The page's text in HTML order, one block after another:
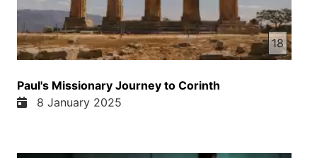
18
Paul's Missionary Journey to Corinth
8 January 2025